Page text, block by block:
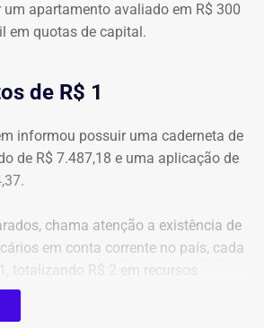
apartamento avaliado em R$ 300
em quotas de capital.
de R$ 1
informou possuir uma caderneta de
de R$ 7.487,18 e uma aplicação de
chama atenção a existência de
em conta corrente no país, cada
totalizando R$ 2 em recursos
correntes.